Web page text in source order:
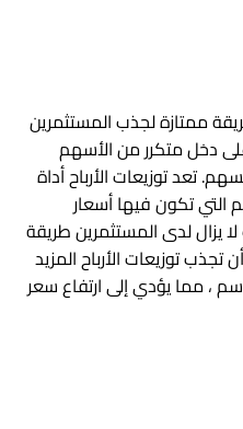
ممتازة لجذب المستثمرين
دخل متكرر من الأسهم
تعد توزيعات الأرباح أداة
تكون فيها أسعار
يزال لدى المستثمرين طريقة
توزيعات الأرباح المزيد
، مما يؤدي إلى ارتفاع سعر